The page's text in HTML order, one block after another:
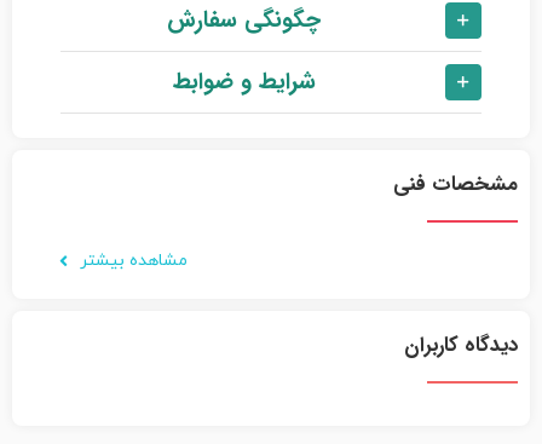
چگونگی سفارش
شرایط و ضوابط
مشخصات فنی
مشاهده بیشتر
دیدگاه کاربران